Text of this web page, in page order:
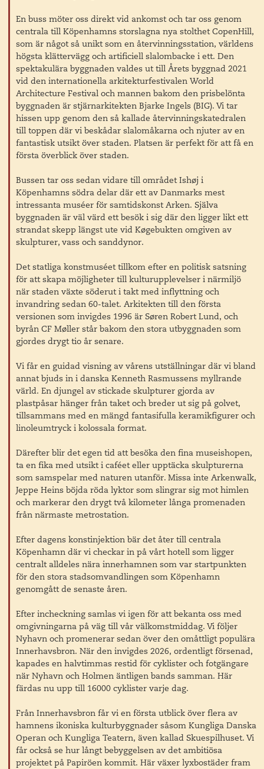
En buss möter oss direkt vid ankomst och tar oss genom
centrala till Köpenhamns storslagna nya stolthet CopenHill,
som är något så unikt som en återvinningsstation, världens
högsta klättervägg och artificiell slalombacke i ett. Den
spektakulära byggnaden valdes ut till Årets byggnad 2021
vid den internationella arkitekturfestivalen World
Architecture Festival och mannen bakom den prisbelönta
byggnaden är stjärnarkitekten Bjarke Ingels (BIG). Vi tar
hissen upp genom den så kallade återvinningskatedralen
till toppen där vi beskådar slalomåkarna och njuter av en
fantastisk utsikt över staden. Platsen är perfekt för att få en
första överblick över staden.
Bussen tar oss sedan vidare till området Ishøj i
Köpenhamns södra delar där ett av Danmarks mest
intressanta muséer för samtidskonst Arken. Själva
byggnaden är väl värd ett besök i sig där den ligger likt ett
strandat skepp längst ute vid Køgebukten omgiven av
skulpturer, vass och sanddynor.
Det statliga konstmuséet tillkom efter en politisk satsning
för att skapa möjligheter till kulturupplevelser i närmiljö
när staden växte söderut i takt med inflyttning och
invandring sedan 60-talet. Arkitekten till den första
versionen som invigdes 1996 är Søren Robert Lund, och
byrån CF Møller står bakom den stora utbyggnaden som
gjordes drygt tio år senare.
Vi får en guidad visning av vårens utställningar där vi bland
annat bjuds in i danska Kenneth Rasmussens myllrande
värld. En djungel av stickade skulpturer gjorda av
plastpåsar hänger från taket och breder ut sig på golvet,
tillsammans med en mängd fantasifulla keramikfigurer och
linoleumtryck i kolossala format.
Därefter blir det egen tid att besöka den fina museishopen,
ta en fika med utsikt i caféet eller upptäcka skulpturerna
som samspelar med naturen utanför. Missa inte Arkenwalk,
Jeppe Heins böjda röda lyktor som slingrar sig mot himlen
och markerar den drygt två kilometer långa promenaden
från närmaste metrostation.
Efter dagens konstinjektion bär det åter till centrala
Köpenhamn där vi checkar in på vårt hotell som ligger
centralt alldeles nära innerhamnen som var startpunkten
för den stora stadsomvandlingen som Köpenhamn
genomgått de senaste åren.
Efter incheckning samlas vi igen för att bekanta oss med
omgivningarna på väg till vår välkomstmiddag. Vi följer
Nyhavn och promenerar sedan över den omåttligt populära
Innerhavsbron. När den invigdes 2026, ordentligt försenad,
kapades en halvtimmas restid för cyklister och fotgängare
när Nyhavn och Holmen äntligen bands samman. Här
färdas nu upp till 16000 cyklister varje dag.
Från Innerhavsbron får vi en första utblick över flera av
hamnens ikoniska kulturbyggnader såsom Kungliga Danska
Operan och Kungliga Teatern, även kallad Skuespilhuset. Vi
får också se hur långt bebyggelsen av det ambitiösa
projektet på Papiröen kommit. Här växer lyxbostäder fram